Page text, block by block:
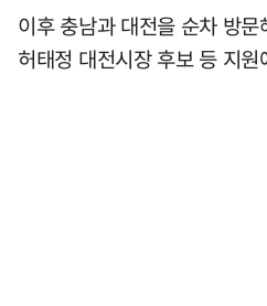
이후 충남과 대전을 순차 방
허태정 대전시장 후보 등 지